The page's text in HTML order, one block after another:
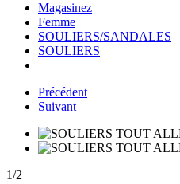
Magasinez
Femme
SOULIERS/SANDALES
SOULIERS
Précédent
Suivant
1/2